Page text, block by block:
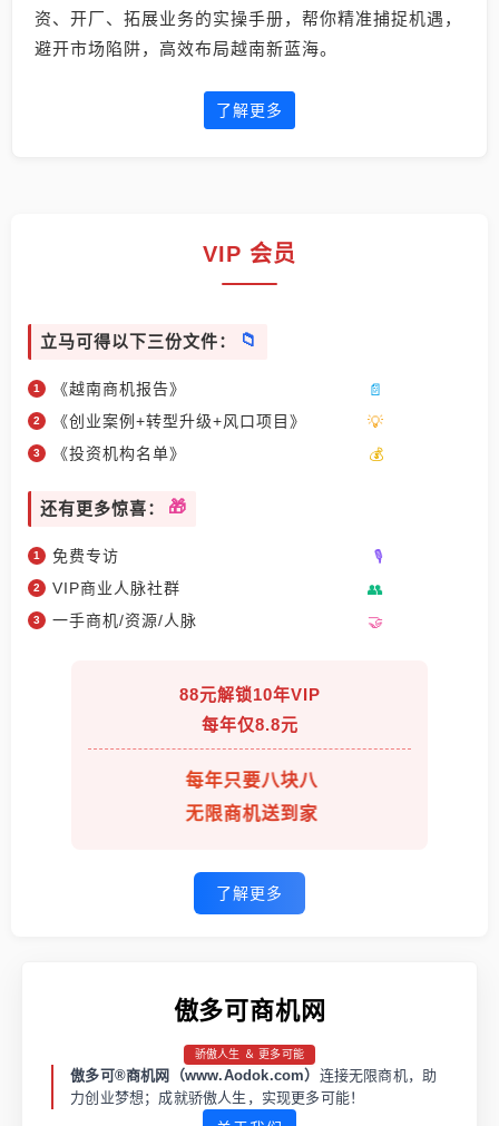
资、开厂、拓展业务的实操手册，帮你精准捕捉机遇，
避开市场陷阱，高效布局越南新蓝海。
了解更多
VIP 会员
立马可得以下三份文件：
《越南商机报告》
《创业案例+转型升级+风口项目》
《投资机构名单》
还有更多惊喜：
免费专访
VIP商业人脉社群
一手商机/资源/人脉
88元解锁10年VIP
每年仅8.8元
每年只要八块八
无限商机送到家
了解更多
傲多可商机网
骄傲人生 ＆ 更多可能
傲多可®商机网（www.Aodok.com） 连接无限商机，助
力创业梦想；成就骄傲人生，实现更多可能！